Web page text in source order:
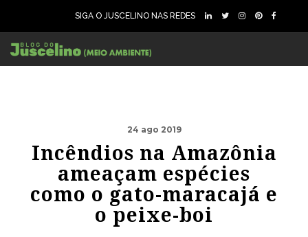
SIGA O JUSCELINO NAS REDES
24 ago 2019
Incêndios na Amazônia
ameaçam espécies
como o gato-maracajá e
o peixe-boi